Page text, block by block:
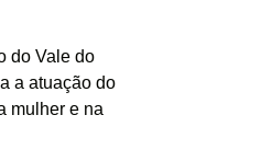
do Vale do
a atuação do
mulher e na